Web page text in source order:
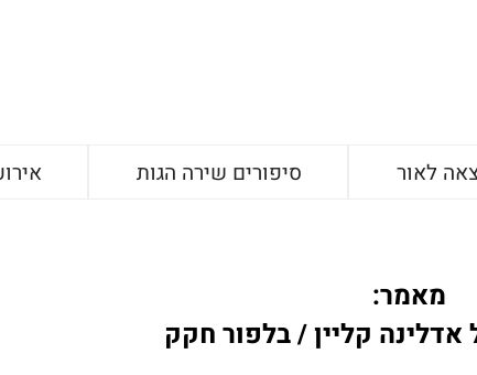
לאור סיפורים שירה הגות
מאמר:
קליין / בלפור חקק